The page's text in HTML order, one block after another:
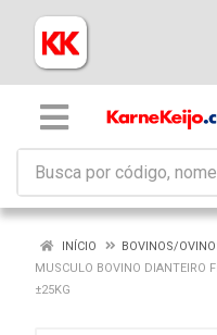
INÍCIO BOVINOS/
MUSCULO BOVINO DIANTEIRO
±25KG